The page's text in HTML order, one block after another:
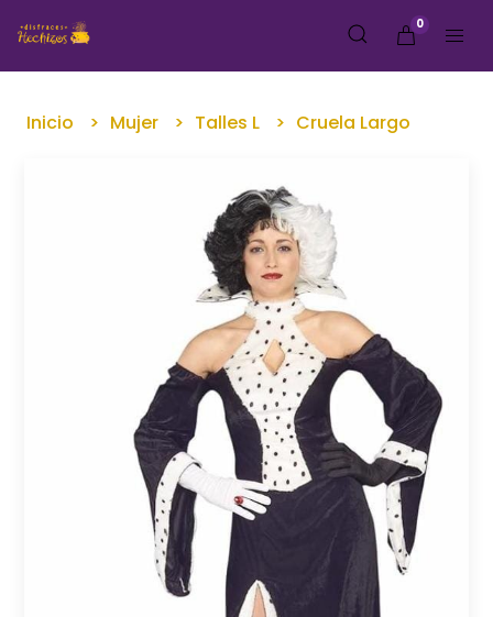
0
Inicio Mujer Talles L Cruela Largo